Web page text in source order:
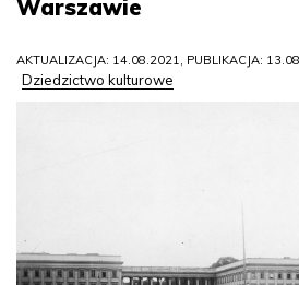
Warszawie
AKTUALIZACJA: 14.08.2021, PUBLIKACJA:
Dziedzictwo kulturowe